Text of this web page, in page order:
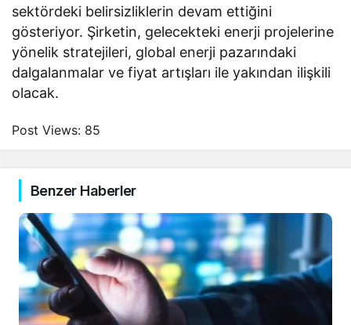
sektördeki belirsizliklerin devam ettiğini
gösteriyor. Şirketin, gelecekteki enerji projelerine
yönelik stratejileri, global enerji pazarındaki
dalgalanmalar ve fiyat artışları ile yakından ilişkili
olacak.
Post Views: 85
Benzer Haberler